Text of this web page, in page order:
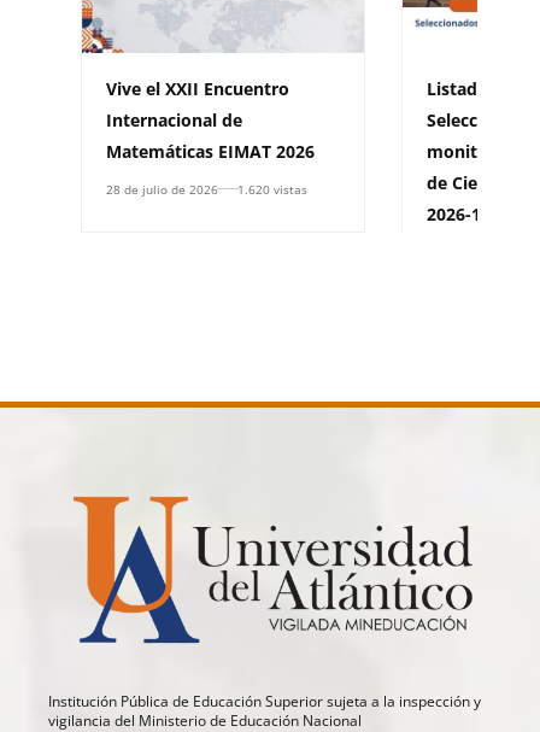
Vive el XXII Encuentro
Internacional de
Matemáticas EIMAT 2026
28 de julio de 2026 1.620 vistas
Listado
monitores
de Ciencias
2026-1
Institución Pública de Educación Superior sujeta a la inspección y
vigilancia del Ministerio de Educación Nacional